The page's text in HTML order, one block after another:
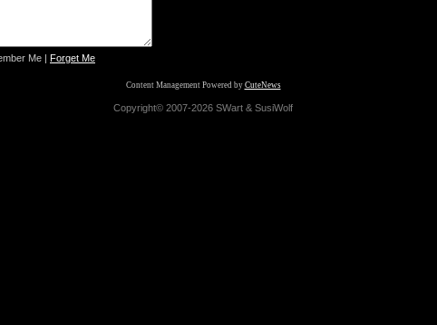
Me | Forget Me
Content Management Powered by CuteNews
Copyright© 2007-2026 SWart & SusiWolf